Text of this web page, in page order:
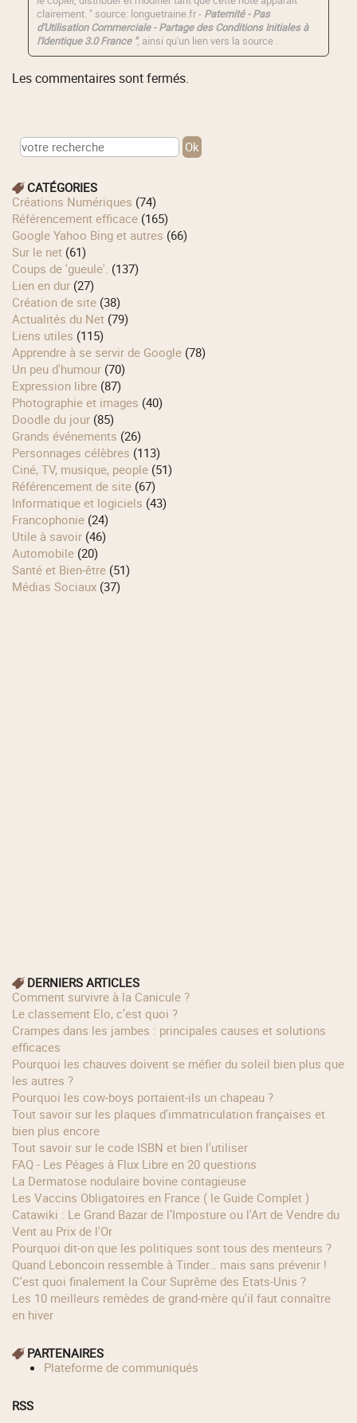
clairement. " source: longuetraine.fr - Paternité - Pas
d'Utilisation Commerciale - Partage des Conditions Initiales à
l'Identique 3.0 France ", ainsi qu'un lien vers la source .
Les commentaires sont fermés.
CATÉGORIES
Créations Numériques (74)
Référencement efficace (165)
Google Yahoo Bing et autres (66)
Sur le net (61)
Coups de 'gueule'. (137)
Lien en dur (27)
Création de site (38)
Actualités du Net (79)
Liens utiles (115)
Apprendre à se servir de Google (78)
Un peu d'humour (70)
Expression libre (87)
Photographie et images (40)
Doodle du jour (85)
Grands événements (26)
Personnages célèbres (113)
Ciné, TV, musique, people (51)
Référencement de site (67)
Informatique et logiciels (43)
Francophonie (24)
Utile à savoir (46)
Automobile (20)
Santé et Bien-être (51)
Médias Sociaux (37)
DERNIERS ARTICLES
Comment survivre à la Canicule ?
Le classement Elo, c’est quoi ?
Crampes dans les jambes : principales causes et solutions
efficaces
Pourquoi les chauves doivent se méfier du soleil bien plus que
les autres ?
Pourquoi les cow‑boys portaient‑ils un chapeau ?
Tout savoir sur les plaques d'immatriculation françaises et
bien plus encore
Tout savoir sur le code ISBN et bien l'utiliser
FAQ - Les Péages à Flux Libre en 20 questions
La Dermatose nodulaire bovine contagieuse
Les Vaccins Obligatoires en France ( le Guide Complet )
Catawiki : Le Grand Bazar de l’Imposture ou l'Art de Vendre du
Vent au Prix de l'Or
Pourquoi dit-on que les politiques sont tous des menteurs ?
Quand Leboncoin ressemble à Tinder… mais sans prévenir !
C'est quoi finalement la Cour Suprême des Etats-Unis ?
Les 10 meilleurs remèdes de grand-mère qu'il faut connaître
en hiver
PARTENAIRES
Plateforme de communiqués
RSS